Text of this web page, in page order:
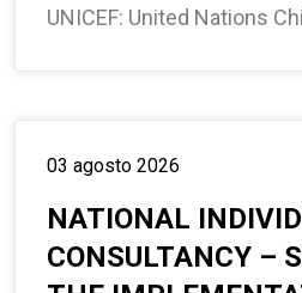
UNICEF: United Nations
03 agosto 2026
NATIONAL
CONSULTANCY –